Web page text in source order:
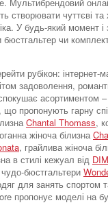
створювати чуттєві
У будь-який момент і
бюстгальтер чи
рубікон:
задоволення,
асортиментом
що пропонують гарну
Chantal Thomass,
жіноча білизна
, грайлива жіноча
в стилі кежуал від DIM
чудо-бюстгальтери
для занять спортом
пропонує моделі на